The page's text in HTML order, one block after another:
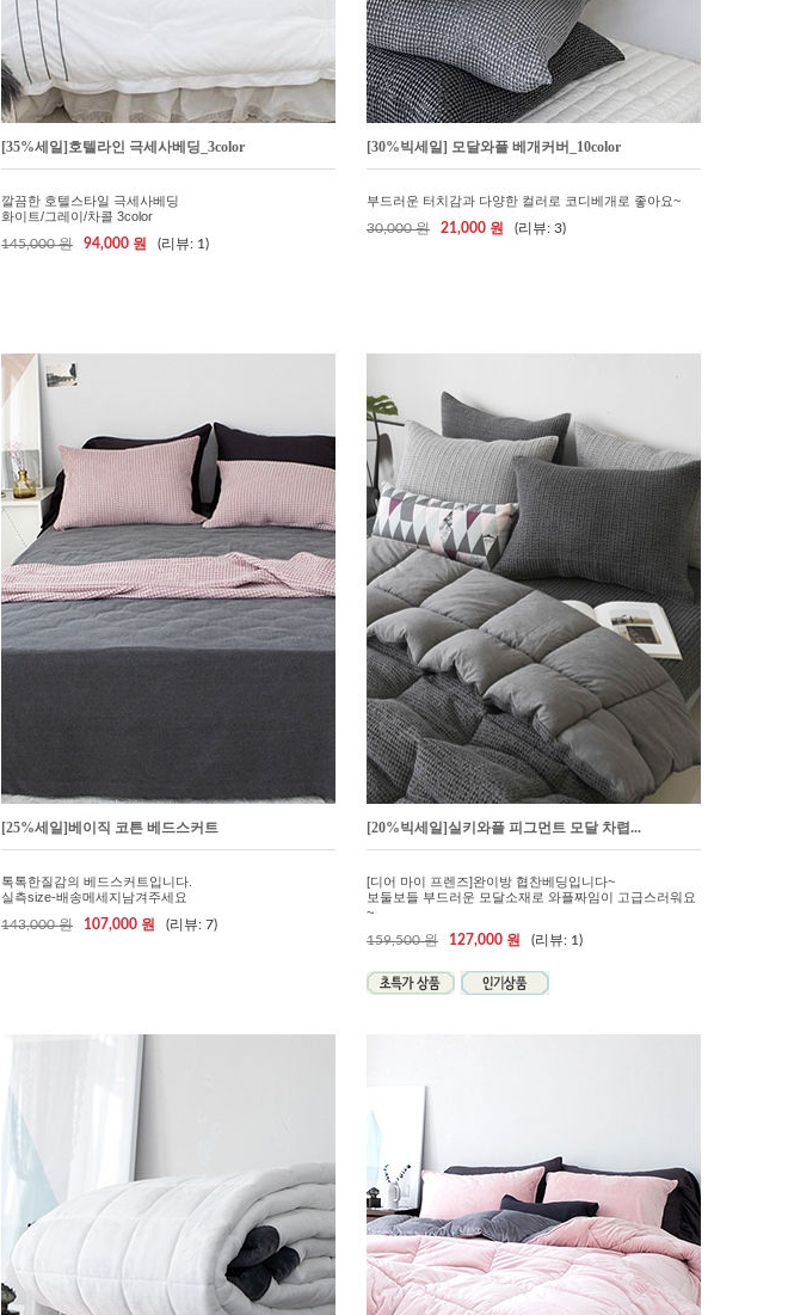
[35%세일]호텔라인 극세사베딩_3color
깔끔한 호텔스타일 극세사베딩
화이트/그레이/차콜 3color
145,000 원
94,000 원 (리뷰: 1)
[30%빅세일] 모달와플 베개커버_10color
부드러운 터치감과 다양한 컬러로 코디베개로 좋아요~
30,000 원
21,000 원 (리뷰: 3)
[25%세일]베이직 코튼 베드스커트
톡톡한질감의 베드스커트입니다.
실측size-배송메세지남겨주세요
143,000 원
107,000 원 (리뷰: 7)
[20%빅세일]실키와플 피그먼트 모달 차렵...
[디어 마이 프렌즈]완이방 협찬베딩입니다~
보둘보들 부드러운 모달소재로 와플짜임이 고급스러워요
~
159,500 원
127,000 원 (리뷰: 1)